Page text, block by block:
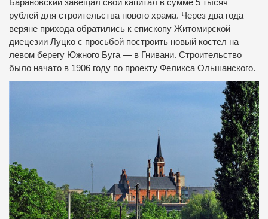
Барановский завещал свой капитал в сумме 5 тысяч
рублей для строительства нового храма. Через два года
веряне прихода обратились к епископу Житомирской
диецезии Луцко с просьбой построить новый костел на
левом берегу Южного Буга — в Гнивани. Строительство
было начато в 1906 году по проекту Феликса Ольшанского.